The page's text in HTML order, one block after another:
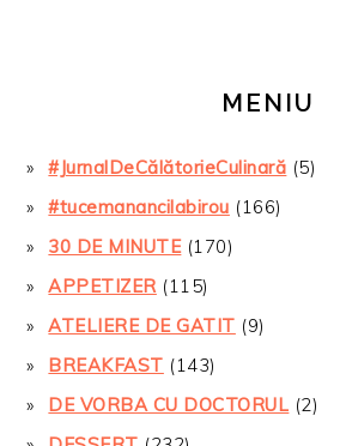
MENIU
#JurnalDeCălătorieCulinară (5)
#tucemanancilabirou (166)
30 DE MINUTE(170)
APPETIZER(115)
ATELIERE DE GATIT (9)
BREAKFAST (143)
DE VORBA CU DOCTORUL (2)